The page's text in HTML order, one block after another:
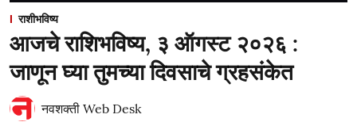
राशीभविष्य
आजचे राशिभविष्य, ३ ऑगस्ट २०२६ :
जाणून घ्या तुमच्या दिवसाचे ग्रहसंकेत
नवशक्ती Web Desk